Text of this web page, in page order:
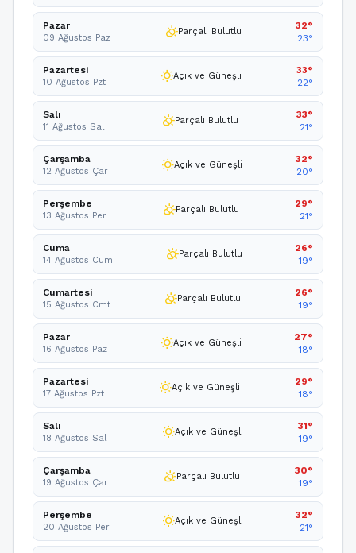
Pazar
09 Ağustos Paz partly_cloudy_dayParçalı Bulutlu
32°
23°
Pazartesi
10 Ağustos Pzt wb_sunnyAçık ve Güneşli
33°
22°
Salı
11 Ağustos Sal partly_cloudy_dayParçalı Bulutlu
33°
21°
Çarşamba
12 Ağustos Çar wb_sunnyAçık ve Güneşli
32°
20°
Perşembe
13 Ağustos Per partly_cloudy_dayParçalı Bulutlu
29°
21°
Cuma
14 Ağustos Cum partly_cloudy_dayParçalı Bulutlu
26°
19°
Cumartesi
15 Ağustos Cmt partly_cloudy_dayParçalı Bulutlu
26°
19°
Pazar
16 Ağustos Paz wb_sunnyAçık ve Güneşli
27°
18°
Pazartesi
17 Ağustos Pzt wb_sunnyAçık ve Güneşli
29°
18°
Salı
18 Ağustos Sal wb_sunnyAçık ve Güneşli
31°
19°
Çarşamba
19 Ağustos Çar partly_cloudy_dayParçalı Bulutlu
30°
19°
Perşembe
20 Ağustos Per wb_sunnyAçık ve Güneşli
32°
21°